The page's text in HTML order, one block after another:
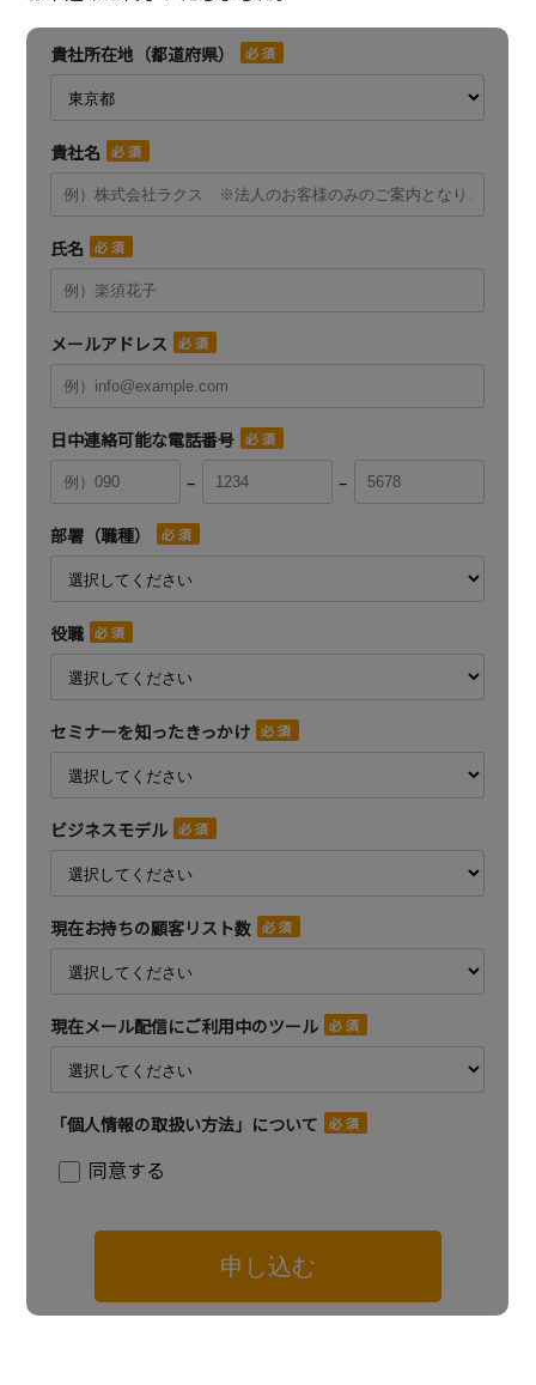
貴社所在地（都道府県）
貴社名
氏名
メールアドレス
日中連絡可能な電話番号
–
–
部署（職種）
役職
セミナーを知ったきっかけ
ビジネスモデル
現在お持ちの顧客リスト数
現在メール配信にご利用中のツール
「個人情報の取扱い方法」について
同意する